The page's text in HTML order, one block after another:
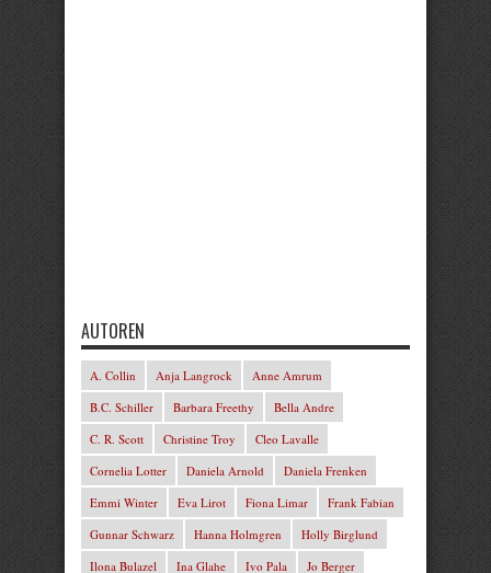
AUTOREN
A. Collin Anja Langrock
Anne Amrum
B.C. Schiller
Barbara Freethy
Bella Andre
C. R. Scott
Christine Troy
Cleo Lavalle
Cornelia Lotter
Daniela Arnold
Daniela Frenken
Emmi Winter
Eva Lirot Fiona Limar
Frank Fabian
Gunnar Schwarz
Hanna Holmgren
Holly Birglund
Ilona Bulazel
Ina Glahe Ivo Pala Jo Berger